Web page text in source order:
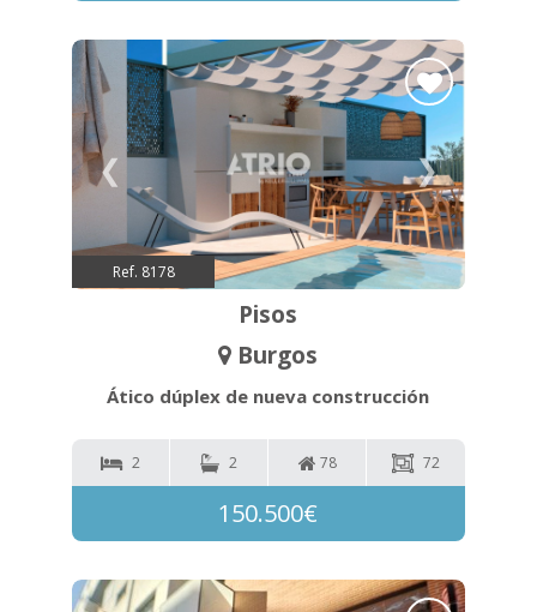
❮ ❯
Ref. 8178
Pisos
Burgos
Ático dúplex de nueva construcción
2 2 78 72
150.500€